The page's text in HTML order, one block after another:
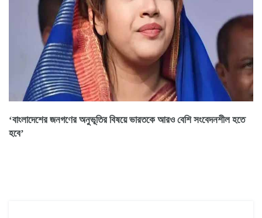
‘বাংলাদেশের জনগণের অনুভূতির বিষয়ে ভারতকে আরও বেশি সংবেদনশীল হতে
হবে’